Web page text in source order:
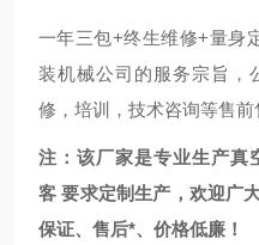
一年三包+终生维修+量身
装机械公司的服务宗旨，
修，培训，技术咨询等售前
注：该厂家是专业生产真
客 要求定制生产，欢迎广
保证、售后*、价格低廉！